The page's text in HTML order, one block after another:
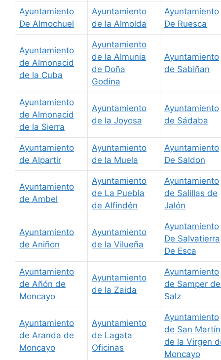
Ayuntamiento
De Almochuel
Ayuntamiento
de la Almolda
Ayuntamiento
De Ruesca
Ayuntamiento
de Almonacid
de la Cuba
Ayuntamiento
de la Almunia
de Doña
Godina
Ayuntamiento
de Sabiñan
Ayuntamiento
de Almonacid
de la Sierra
Ayuntamiento
de la Joyosa
Ayuntamiento
de Sádaba
Ayuntamiento
de Alpartir
Ayuntamiento
de la Muela
Ayuntamiento
De Saldon
Ayuntamiento
de Ambel
Ayuntamiento
de La Puebla
de Alfindén
Ayuntamiento
de Salillas de
Jalón
Ayuntamiento
de Aniñon
Ayuntamiento
de la Vilueña
Ayuntamiento
De Salvatierra
De Esca
Ayuntamiento
de Añón de
Moncayo
Ayuntamiento
de la Zaida
Ayuntamiento
de Samper
Salz
Ayuntamiento
de Aranda de
Moncayo
Ayuntamiento
de Lagata
Oficinas
Ayuntamiento
de San Martín
de la Virgen
Moncayo